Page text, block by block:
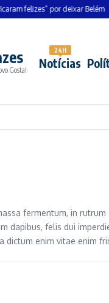
felizes” por deixar Belém
Gosta! Notícias
24H
fermentum, in
dapibus, felis dui
dictum enim vitae enim